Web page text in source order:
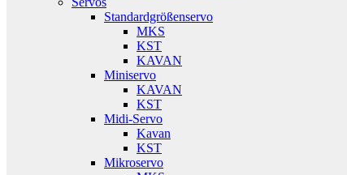
Standardgrößenservo
MKS
KST
KAVAN
Miniservo
KAVAN
KST
Midi-Servo
Kavan
KST
Mikroservo